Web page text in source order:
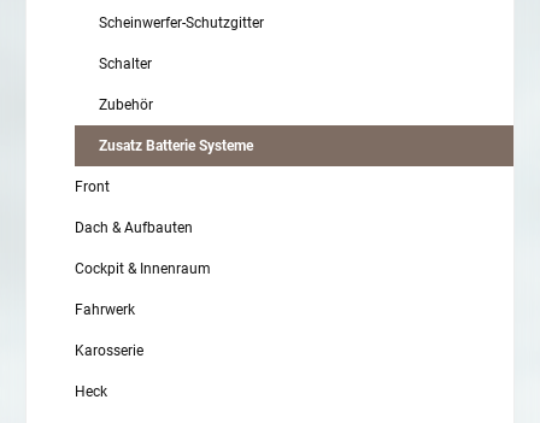
Scheinwerfer-Schutzgitter
Schalter
Zubehör
Zusatz Batterie Systeme
Front
Dach & Aufbauten
Cockpit & Innenraum
Fahrwerk
Karosserie
Heck